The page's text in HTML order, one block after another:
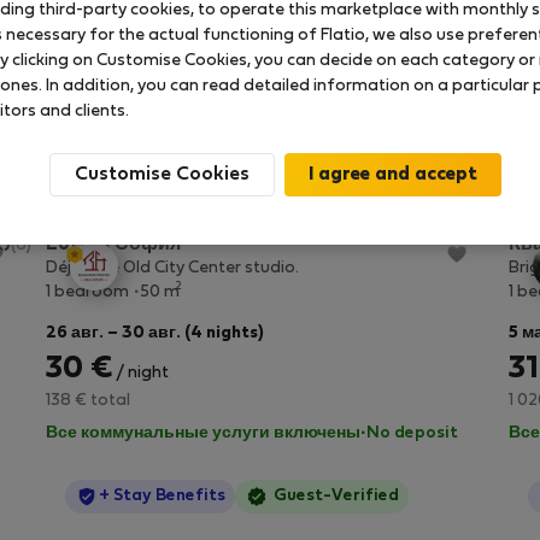
Болгария
(6)
StayProtection
+ Stay Benefits
Loft in София
Déja Blue Old City Center studio.
1 bedroom
50 m2
26 авг. – 30 авг. (4 nights)
30 € / night
138 € total
Все коммунальные услуги включены· No deposit
1
5
1
StayProtection
+ Stay Benefits Guest-Verified
third-party cookies, to operate this marketplace with monthly
for the actual functioning of Flatio, we also use
clicking on Customise Cookies, you can decide on each category
In addition, you can read detailed information on a particular
and clients.
Customise Cookies